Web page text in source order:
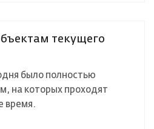
текущего
было полностью
на которых проходят
время.